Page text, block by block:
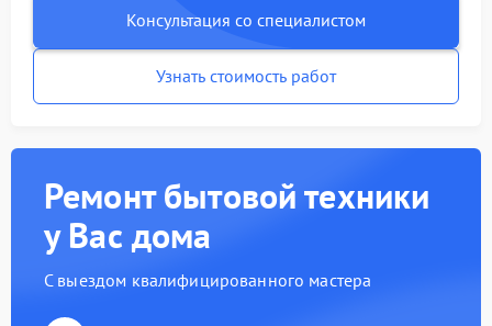
Консультация со специалистом
Узнать стоимость работ
Ремонт бытовой техники
у Вас дома
С выездом квалифицированного мастера